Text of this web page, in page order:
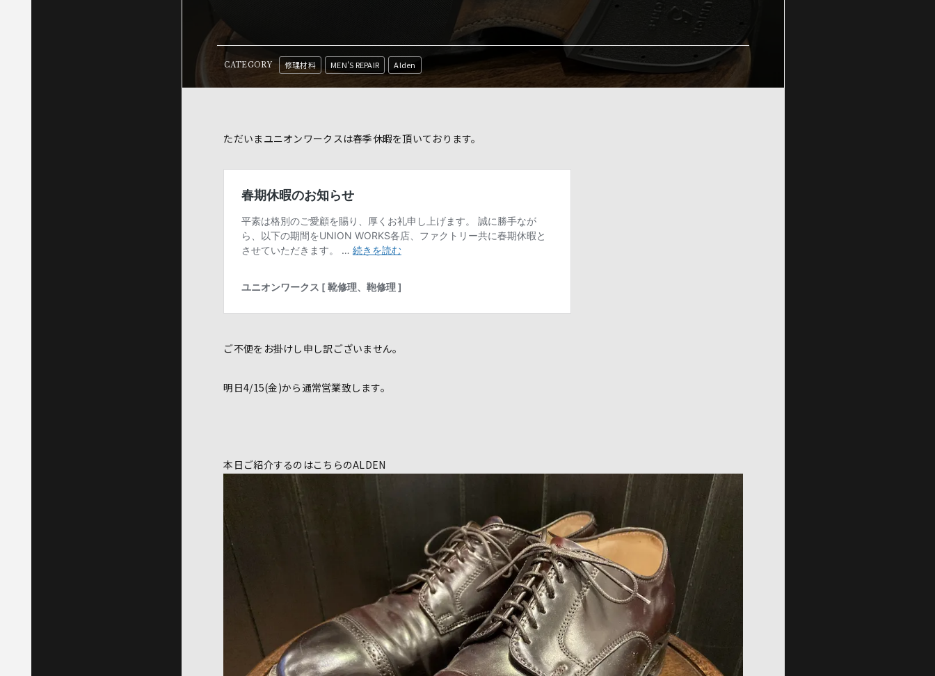
CATEGORY 修理材料 MEN'S REPAIR Alden
ただいまユニオンワークスは春季休暇を頂いております。
ご不便をお掛けし申し訳ございません。
明日4/15(金)から通常営業致します。
本日ご紹介するのはこちらのALDEN